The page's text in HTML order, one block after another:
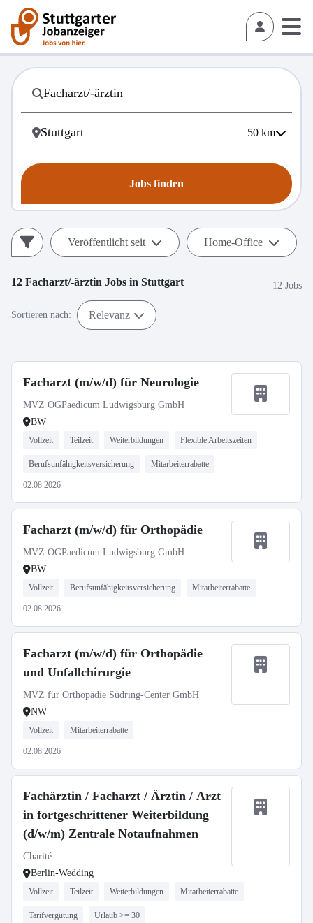
50 km
Jobs finden
Veröffentlicht seit Home-Office
12 Facharzt/-ärztin Jobs in Stuttgart 12 Jobs
Sortieren nach: Relevanz
Facharzt (m/w/d) für Neurologie
MVZ OGPaedicum Ludwigsburg GmbH
BW
Vollzeit Teilzeit Weiterbildungen Flexible Arbeitszeiten
Berufsunfähigkeitsversicherung Mitarbeiterrabatte
02.08.2026
Facharzt (m/w/d) für Orthopädie
MVZ OGPaedicum Ludwigsburg GmbH
BW
Vollzeit Berufsunfähigkeitsversicherung Mitarbeiterrabatte
02.08.2026
Facharzt (m/w/d) für Orthopädie
und Unfallchirurgie
MVZ für Orthopädie Südring-Center GmbH
NW
Vollzeit Mitarbeiterrabatte
02.08.2026
Fachärztin / Facharzt / Ärztin / Arzt
in fortgeschrittener Weiterbildung
(d/w/m) Zentrale Notaufnahmen
Charité
Berlin-Wedding
Vollzeit Teilzeit Weiterbildungen Mitarbeiterrabatte
Tarifvergütung Urlaub >= 30